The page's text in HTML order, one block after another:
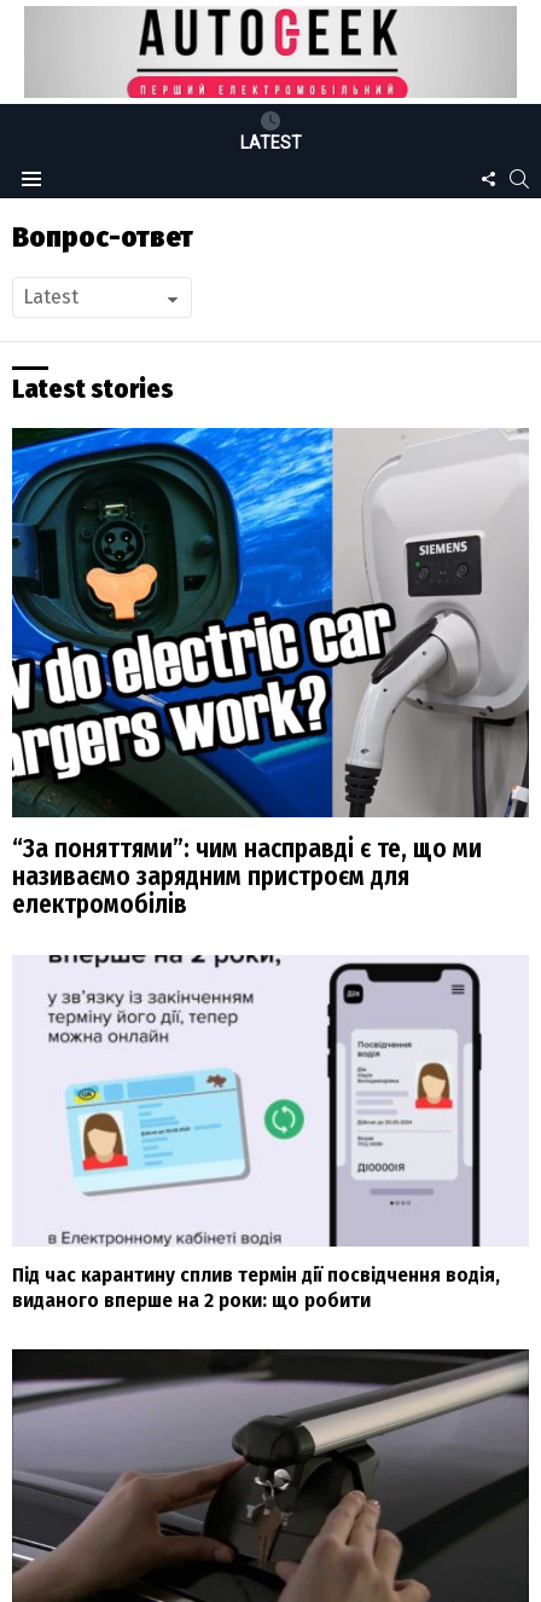
LATEST
Menu
US
Вопрос-ответ
Latest stories
“За поняттями”: чим насправді є те, що ми
називаємо зарядним пристроєм для
електромобілів
Під час карантину сплив термін дії посвідчення водія,
виданого вперше на 2 роки: що робити